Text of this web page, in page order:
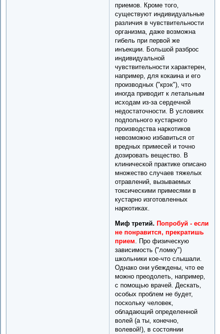
приемов. Кроме того,
существуют индивидуальные
различия в чувствительности
организма, даже возможна
гибель при первой же
инъекции. Большой разброс
индивидуальной
чувствительности характерен,
например, для кокаина и его
производных ("крэк"), что
иногда приводит к летальным
исходам из-за сердечной
недостаточности. В условиях
подпольного кустарного
производства наркотиков
невозможно избавиться от
вредных примесей и точно
дозировать вещество. В
клинической практике описано
множество случаев тяжелых
отравлений, вызываемых
токсическими примесями в
кустарно изготовленных
наркотиках.
Миф третий. Попробуй - если
не понравится, прекратишь
прием. Про физическую
зависимость ("ломку")
школьники кое-что слышали.
Однако они убеждены, что ее
можно преодолеть, например,
с помощью врачей. Дескать,
особых проблем не будет,
поскольку человек,
обладающий определенной
волей (а ты, конечно,
волевой!), в состоянии